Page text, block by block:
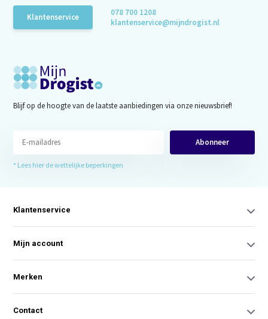
Klantenservice
078 700 1208
klantenservice@mijndrogist.nl
Blijf op de hoogte van de laatste aanbiedingen via onze nieuwsbrief!
Abonneer
* Lees hier de wettelijke beperkingen
Klantenservice
Mijn account
Merken
Contact